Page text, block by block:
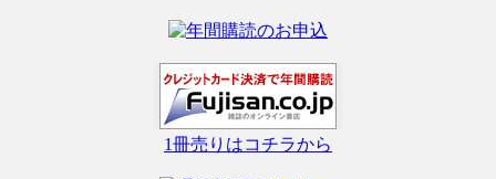
1冊売りはコチラから